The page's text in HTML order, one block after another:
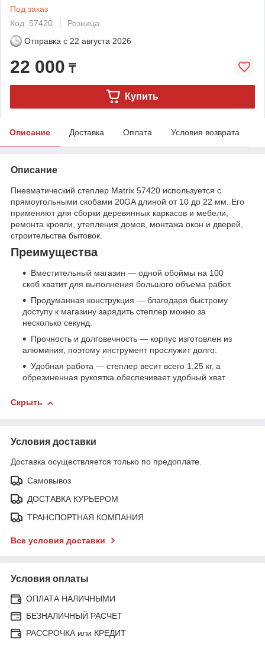
Под заказ
Код: 57420
Розница
Отправка с 22 августа 2026
22 000 ₸
Купить
Описание Доставка Оплата Условия возврата
Описание
Пневматический степлер Matrix 57420 используется с
прямоугольными скобами 20GA длиной от 10 до 22 мм. Его
применяют для сборки деревянных каркасов и мебели,
ремонта кровли, утепления домов, монтажа окон и дверей,
строительства бытовок.
Преимущества
Вместительный магазин — одной обоймы на 100
скоб хватит для выполнения большого объема работ.
Продуманная конструкция — благодаря быстрому
доступу к магазину зарядить степлер можно за
несколько секунд.
Прочность и долговечность — корпус изготовлен из
алюминия, поэтому инструмент прослужит долго.
Удобная работа — степлер весит всего 1,25 кг, а
обрезиненная рукоятка обеспечивает удобный хват.
Скрыть
Условия доставки
Доставка осуществляется только по предоплате.
Самовывоз
ДОСТАВКА КУРЬЕРОМ
ТРАНСПОРТНАЯ КОМПАНИЯ
Все условия доставки
Условия оплаты
ОПЛАТА НАЛИЧНЫМИ
БЕЗНАЛИЧНЫЙ РАСЧЕТ
РАССРОЧКА или КРЕДИТ